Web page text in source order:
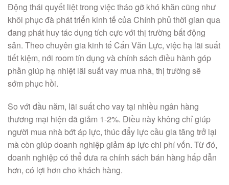
Động thái quyết liệt trong việc tháo gỡ khó khăn cũng như
khôi phục đà phát triển kinh tế của Chính phủ thời gian qua
đang phát huy tác dụng tích cực với thị trường bất động
sản. Theo chuyên gia kinh tế Cấn Văn Lực, việc hạ lãi suất
tiết kiệm, nới room tín dụng và chính sách điều hành góp
phần giúp hạ nhiệt lãi suất vay mua nhà, thị trường sẽ
sớm phục hồi.
So với đầu năm, lãi suất cho vay tại nhiều ngân hàng
thương mại hiện đã giảm 1-2%. Điều này không chỉ giúp
người mua nhà bớt áp lực, thúc đẩy lực cầu gia tăng trở lại
mà còn giúp doanh nghiệp giảm áp lực chi phí vốn. Từ đó,
doanh nghiệp có thể đưa ra chính sách bán hàng hấp dẫn
hơn, có lợi hơn cho khách hàng.